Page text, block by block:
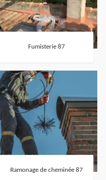
Fumisterie 87
Ramonage de cheminée 87